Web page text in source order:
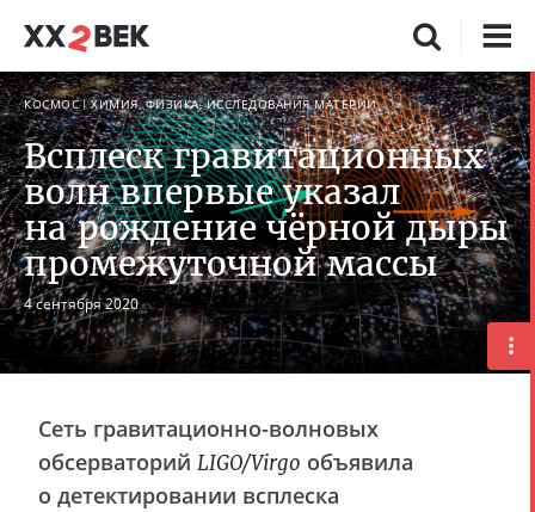
КОСМОС ХИМИЯ, ФИЗИКА, ИССЛЕДОВАНИЯ МАТЕРИИ
Всплеск гравитационных
волн впервые указал
на рождение чёрной дыры
промежуточной массы
4 сентября 2020
Сеть гравитационно-волновых
обсерваторий LIGO/Virgo объявила
о детектировании всплеска